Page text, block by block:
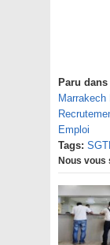
Paru dans
Emploi
Tags:
Nous vous